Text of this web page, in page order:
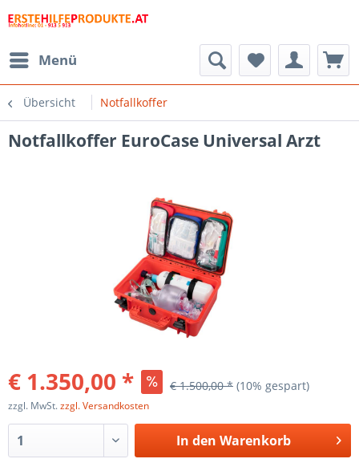
Menü
Übersicht Notfallkoffer
Notfallkoffer EuroCase Universal Arzt
€ 1.350,00 * € 1.500,00 * (10% gespart)
zzgl. MwSt.zzgl. Versandkosten
In den Warenkorb